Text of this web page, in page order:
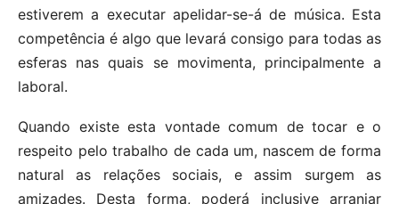
estiverem a executar apelidar-se-á de música. Esta
competência é algo que levará consigo para todas as
esferas nas quais se movimenta, principalmente a
laboral.
Quando existe esta vontade comum de tocar e o
respeito pelo trabalho de cada um, nascem de forma
natural as relações sociais, e assim surgem as
amizades. Desta forma, poderá inclusive arranjar